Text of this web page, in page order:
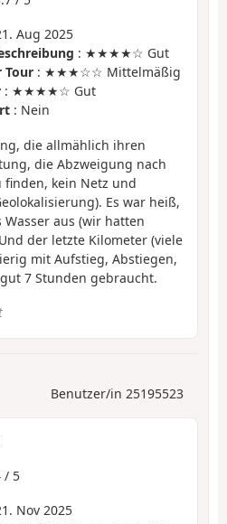
Aug 2025
: ★★★★☆ Gut
Tour : ★★★☆☆ Mittelmäßig
: ★★★★☆ Gut
: Nein
die allmählich ihren
die Abzweigung nach
kein Netz und
Es war heiß,
aus (wir hatten
der letzte Kilometer (viele
mit Aufstieg, Abstiegen,
7 Stunden gebraucht.
Benutzer/in 25195523
/ 5
Nov 2025